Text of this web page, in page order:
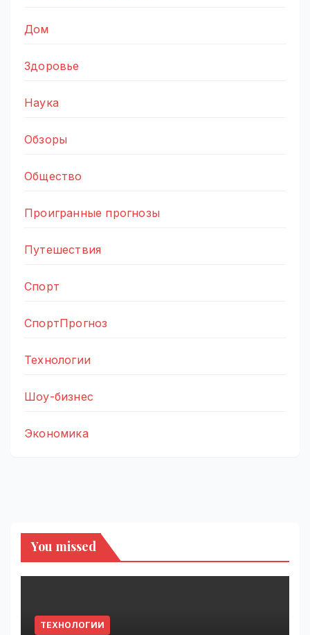
Дом
Здоровье
Наука
Обзоры
Общество
Проигранные прогнозы
Путешествия
Спорт
СпортПрогноз
Технологии
Шоу-бизнес
Экономика
You missed
ТЕХНОЛОГИИ